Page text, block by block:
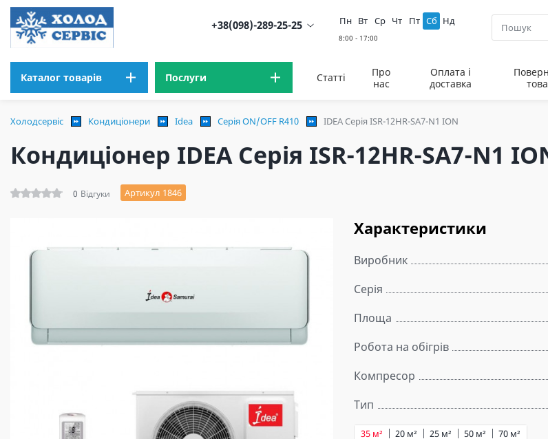
+38(098)-289-25-25 Пн Вт Ср Чт Пт Сб Нд
Каталог товарів Послуги Статті
Про
нас
Оплата і
доставка
Холодсервіс Кондиціонери Idea Серія ON/OFF R410 IDEA Серія ISR-12HR-SA7-N1 ION
Кондиціонер IDEA Серія ISR-12HR-SA7-N1
0 Відгуки Артикул 1846
Характеристики
Виробник
Серія
Площа
Робота на обігрів
Компресор
Тип
20 м² 25 м²
35 м² 50 м² 70 м²